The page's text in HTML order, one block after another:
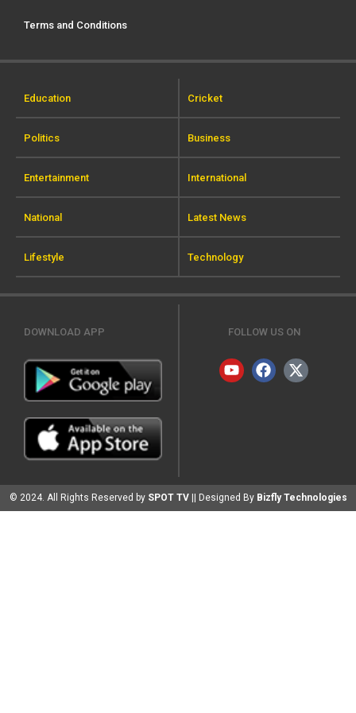
Terms and Conditions
Education Cricket
Politics Business
Entertainment International
National Latest News
Lifestyle Technology
DOWNLOAD APP FOLLOW US ON
© 2024. All Rights Reserved by SPOT TV || Designed By Bizfly Technologies